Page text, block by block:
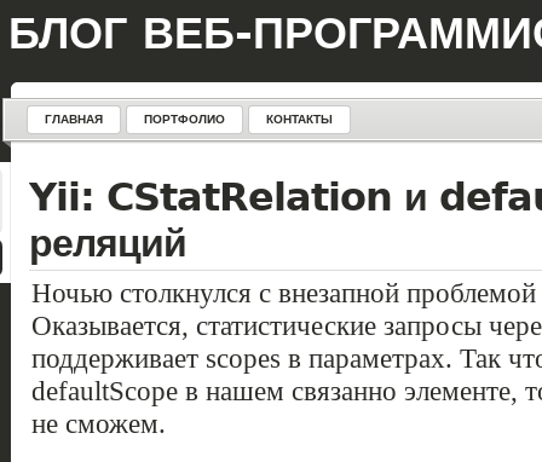
БЛОГ ВЕБ-
ГЛАВНАЯ ПОРТФОЛИО КОНТАКТЫ
Yii: CStatRelation и
реляций
Ночью столкнулся с внезапной
Оказывается, статистические запросы
поддерживает scopes в параметрах. Так
defaultScope в нашем связанно элементе,
не сможем.